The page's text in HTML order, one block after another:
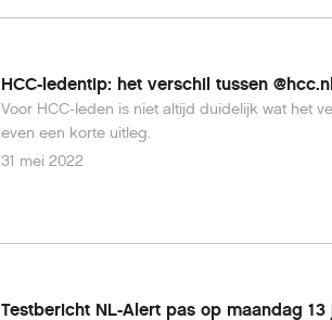
HCC-ledentip: het verschil tussen
Voor HCC-leden is niet altijd duidelijk wat het
even een korte uitleg.
31 mei 2022
Testbericht NL-Alert pas op maandag 13